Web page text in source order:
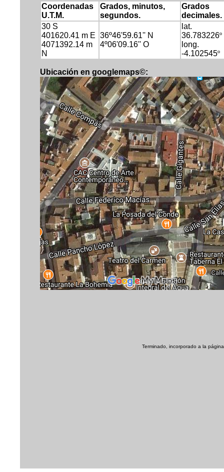
Coordenadas
U.T.M.
Grados, minutos,
segundos.
Grados
decimales.
30 S
401620.41 m E
4071392.14 m
N
36º46'59.61'' N
4º06'09.16'' O
lat.
36.783226º
long.
-4.102545º
Ubicación en googlemaps©:
Terminado, incorporado a la